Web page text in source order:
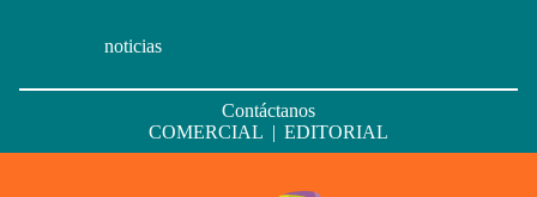
noticias
Contáctanos
COMERCIAL | EDITORIAL